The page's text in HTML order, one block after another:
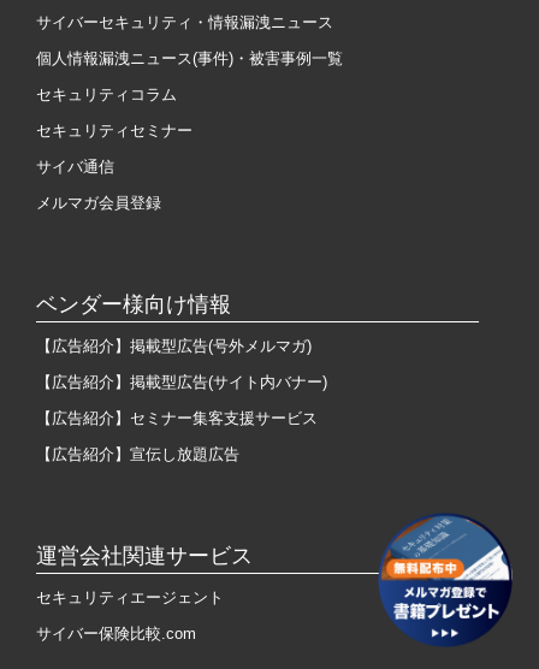
サイバーセキュリティ・情報漏洩ニュース
個人情報漏洩ニュース(事件)・被害事例一覧
セキュリティコラム
セキュリティセミナー
サイバ通信
メルマガ会員登録
ベンダー様向け情報
【広告紹介】掲載型広告(号外メルマガ)
【広告紹介】掲載型広告(サイト内バナー)
【広告紹介】セミナー集客支援サービス
【広告紹介】宣伝し放題広告
運営会社関連サービス
セキュリティエージェント
サイバー保険比較.com